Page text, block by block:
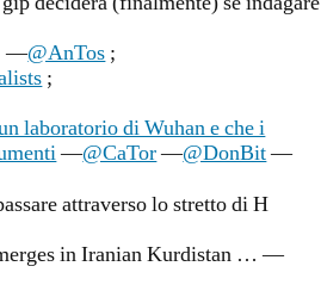
—@AnTos ;
;
laboratorio di Wuhan e che i
—@CaTor—@DonBit—
attraverso lo stretto di H
in Iranian Kurdistan … —